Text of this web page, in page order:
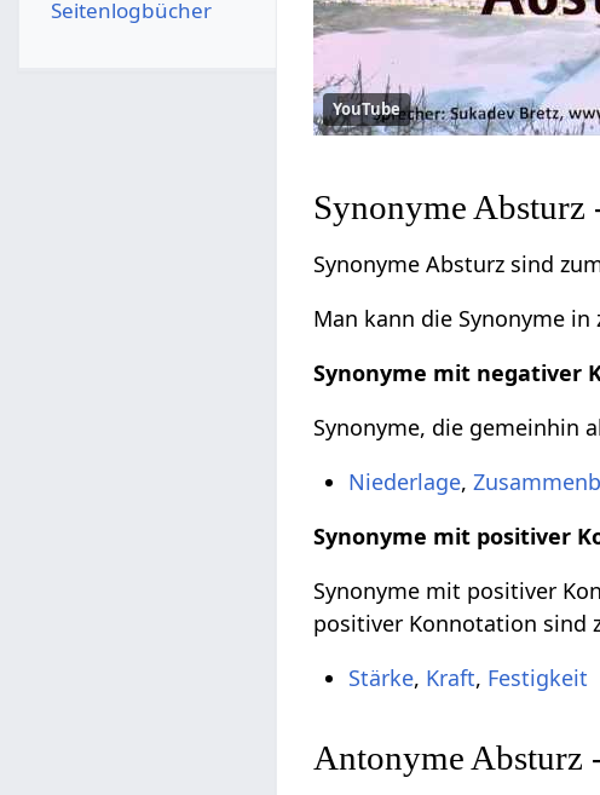
YouTube
Synonyme Absturz
Synonyme Absturz sind
Man kann die Synonyme
Synonyme mit negativer
Synonyme, die gemeinhin
Niederlage,
Synonyme mit positiver
Synonyme mit positiver
positiver Konnotation sind
Stärke, Kraft, Festigkeit
Antonyme Absturz
Seitenlogbücher